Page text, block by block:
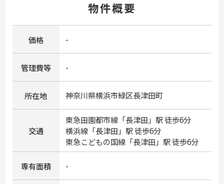
物件概要
価格 -
管理費等 -
所在地 神奈川県横浜市緑区長津田町
交通
東急田園都市線「長津田 」駅 徒歩6分
横浜線「長津田 」駅 徒歩6分
東急こどもの国線「長津田 」駅 徒歩6分
専有面積 -